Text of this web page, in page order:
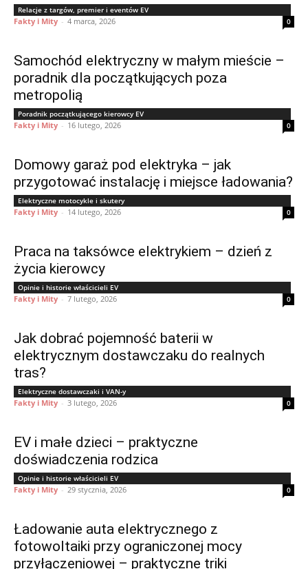
Relacje z targów, premier i eventów EV
Fakty i Mity - 4 marca, 2026 0
Samochód elektryczny w małym mieście –
poradnik dla początkujących poza
metropolią
Poradnik początkującego kierowcy EV
Fakty i Mity - 16 lutego, 2026 0
Domowy garaż pod elektryka – jak
przygotować instalację i miejsce ładowania?
Elektryczne motocykle i skutery
Fakty i Mity - 14 lutego, 2026 0
Praca na taksówce elektrykiem – dzień z
życia kierowcy
Opinie i historie właścicieli EV
Fakty i Mity - 7 lutego, 2026 0
Jak dobrać pojemność baterii w
elektrycznym dostawczaku do realnych
tras?
Elektryczne dostawczaki i VAN-y
Fakty i Mity - 3 lutego, 2026 0
EV i małe dzieci – praktyczne
doświadczenia rodzica
Opinie i historie właścicieli EV
Fakty i Mity - 29 stycznia, 2026 0
Ładowanie auta elektrycznego z
fotowoltaiki przy ograniczonej mocy
przyłączeniowej – praktyczne triki